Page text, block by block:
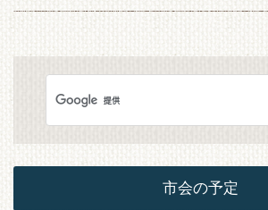
市会の予定